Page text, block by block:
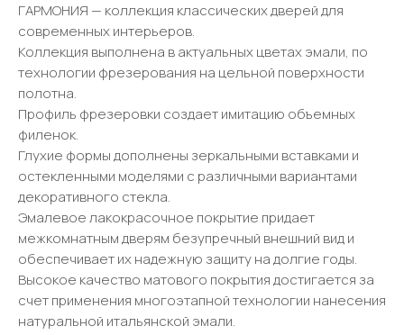
ГАРМОНИЯ — коллекция классических дверей для
современных интерьеров.
Коллекция выполнена в актуальных цветах эмали, по
технологии фрезерования на цельной поверхности
полотна.
Профиль фрезеровки создает имитацию объемных
филенок.
Глухие формы дополнены зеркальными вставками и
остекленными моделями с различными вариантами
декоративного стекла.
Эмалевое лакокрасочное покрытие придает
межкомнатным дверям безупречный внешний вид и
обеспечивает их надежную защиту на долгие годы.
Высокое качество матового покрытия достигается за
счет применения многоэтапной технологии нанесения
натуральной итальянской эмали.